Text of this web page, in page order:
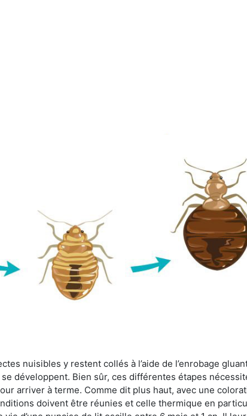
nuisibles y restent collés à l’aide de l’enrobage
développent. Bien sûr, ces différentes étapes
arriver à terme. Comme dit plus haut, avec une
doivent être réunies et celle thermique en